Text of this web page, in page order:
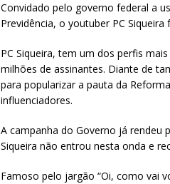
Convidado pelo governo federal a
Previdência, o youtuber PC
PC Siqueira, tem um dos perfis
milhões de assinantes. Diante de
para popularizar a pauta da
influenciadores.
A campanha do Governo já rendeu
Siqueira não entrou nesta onda e
Famoso pelo jargão “Oi, como vai